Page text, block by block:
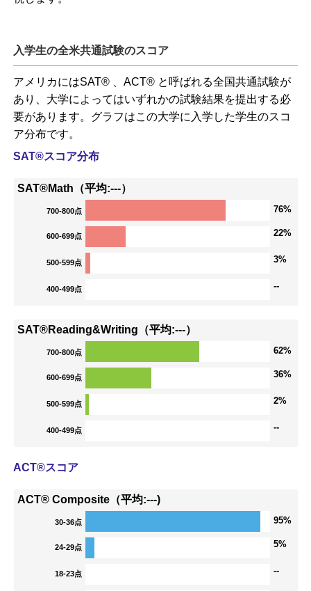
入学生の全米共通試験のスコア
アメリカにはSAT® 、ACT® と呼ばれる全国共通試験が
あり、大学によってはいずれかの試験結果を提出する必
要があります。グラフはこの大学に入学した学生のスコ
ア分布です。
SAT®スコア分布
SAT®Math（平均:---）
700-800点 76%
600-699点 22%
500-599点 3%
400-499点 --
SAT®Reading&Writing（平均:---）
700-800点 62%
600-699点 36%
500-599点 2%
400-499点 --
ACT®スコア
ACT® Composite（平均:---)
30-36点 95%
24-29点 5%
18-23点 --